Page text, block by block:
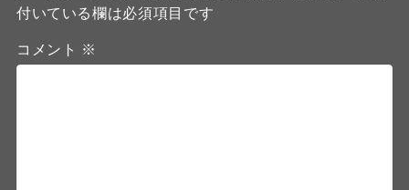
付いている欄は必須項目です
コメント ※